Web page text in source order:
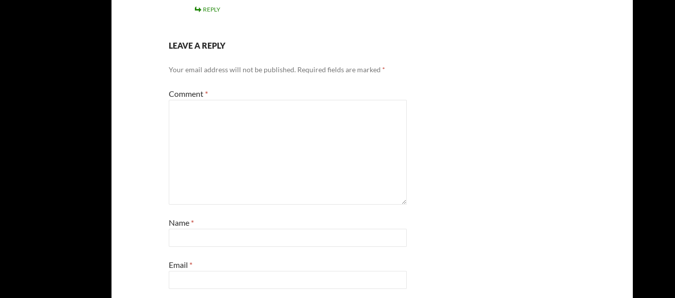
REPLY
LEAVE A REPLY
Your email address will not be published. Required fields are marked *
Comment *
Name *
Email *